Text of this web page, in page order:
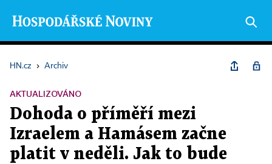
HN.cz › Archiv
AKTUALIZOVÁNO
Dohoda o příměří mezi
Izraelem a Hamásem začne
platit v neděli. Jak to bude